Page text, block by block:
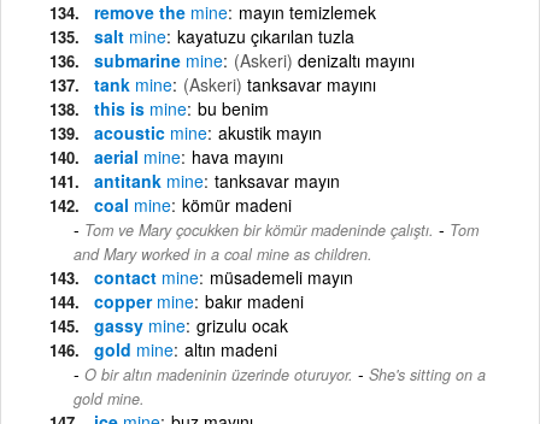
remove the mine mayın temizlemek
salt mine kayatuzu çıkarılan tuzla
submarine mine (Askeri) denizaltı mayını
tank mine (Askeri) tanksavar mayını
this is mine bu benim
acoustic mine akustik mayın
aerial mine hava mayını
antitank mine tanksavar mayın
coal mine kömür madeni
Tom ve Mary çocukken bir kömür madeninde çalıştı. - Tom
and Mary worked in a coal mine as children.
contact mine müsademeli mayın
copper mine bakır madeni
gassy mine grizulu ocak
gold mine altın madeni
O bir altın madeninin üzerinde oturuyor. - She's sitting on a
gold mine.